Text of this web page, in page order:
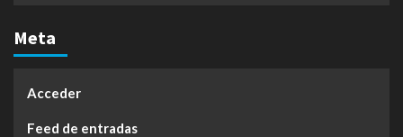
Meta
Acceder
Feed de entradas